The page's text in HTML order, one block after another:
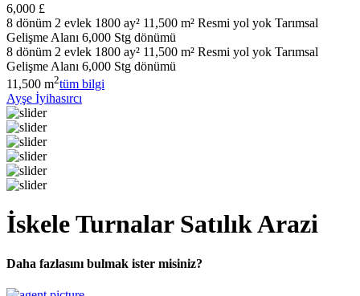
6,000 £
8 dönüm 2 evlek 1800 ay² 11,500 m² Resmi yol yok Tarımsal
Gelişme Alanı 6,000 Stg dönümü
8 dönüm 2 evlek 1800 ay² 11,500 m² Resmi yol yok Tarımsal
Gelişme Alanı 6,000 Stg dönümü
11,500 m2tüm bilgi
Ayşe İyihasırcı
İskele Turnalar Satılık Arazi
Daha fazlasını bulmak ister misiniz?